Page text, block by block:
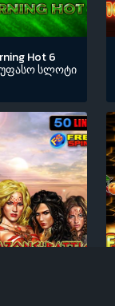
Hot 6
უფასო სლოტი